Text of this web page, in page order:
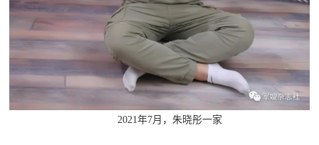
2021年7月，朱晓彤一家